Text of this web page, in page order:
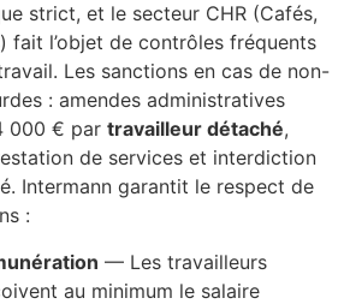
strict, et le secteur CHR (Cafés,
fait l’objet de contrôles fréquents
Les sanctions en cas de non-
: amendes administratives
000 € par travailleur détaché,
de services et interdiction
Intermann garantit le respect de
:
— Les travailleurs
au minimum le salaire